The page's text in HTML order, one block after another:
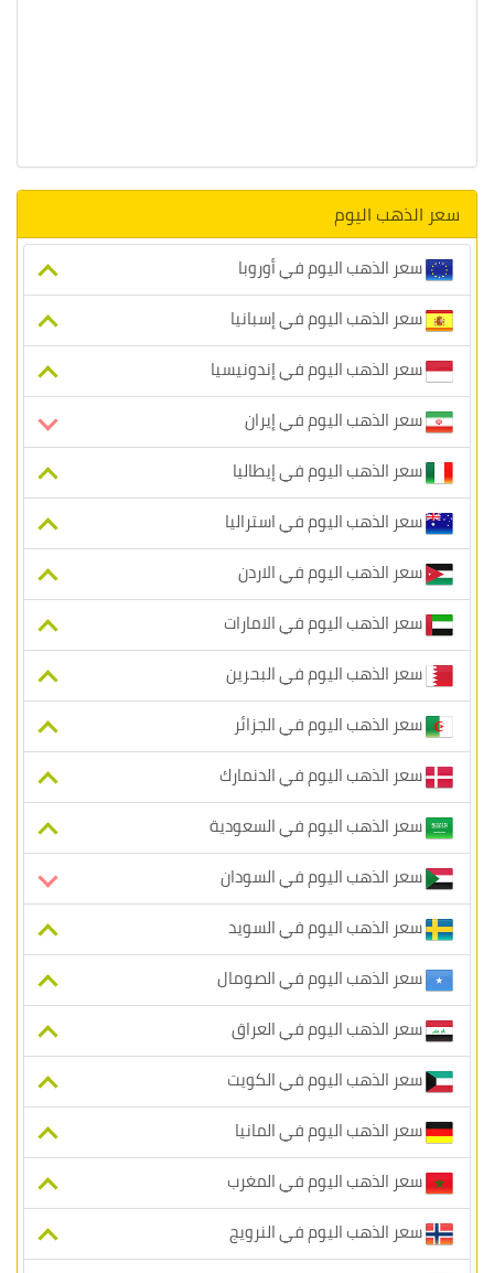
سعر الذهب اليوم
سعر الذهب اليوم في أوروبا
سعر الذهب اليوم في إسبانيا
سعر الذهب اليوم في إندونيسيا
سعر الذهب اليوم في إيران
سعر الذهب اليوم في إيطاليا
سعر الذهب اليوم في استراليا
سعر الذهب اليوم في الاردن
سعر الذهب اليوم في الامارات
سعر الذهب اليوم في البحرين
سعر الذهب اليوم في الجزائر
سعر الذهب اليوم في الدنمارك
سعر الذهب اليوم في السعودية
سعر الذهب اليوم في السودان
سعر الذهب اليوم في السويد
سعر الذهب اليوم في الصومال
سعر الذهب اليوم في العراق
سعر الذهب اليوم في الكويت
سعر الذهب اليوم في المانيا
سعر الذهب اليوم في المغرب
سعر الذهب اليوم في النرويج